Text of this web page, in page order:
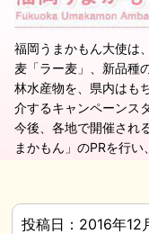
福岡うまかもん大使は
麦「ラー麦」、新品種
林水産物を、県内はも
介するキャンペーンス
今後、各地で開催され
まかもん」のPRを行い
投稿日：2016年12